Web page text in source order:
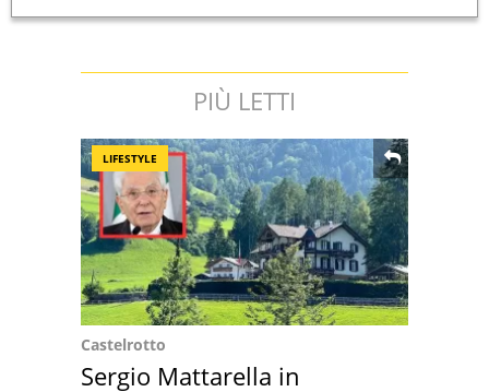
PIÙ LETTI
LIFESTYLE
Castelrotto
Sergio Mattarella in